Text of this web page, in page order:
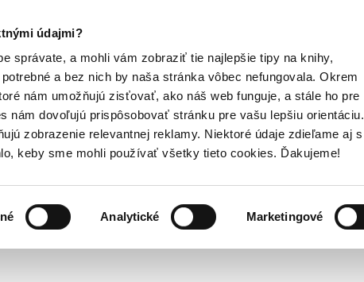
údajmi?
správate, a mohli vám zobraziť tie najlepšie tipy na knihy,
a bez nich by naša stránka vôbec nefungovala. Okrem
nám umožňujú zisťovať, ako náš web funguje, a stále ho pre
nám dovoľujú prispôsobovať stránku pre vašu lepšiu orientáciu.
zobrazenie relevantnej reklamy. Niektoré údaje zdieľame aj s
keby sme mohli používať všetky tieto cookies. Ďakujeme!
Analytické Marketingové